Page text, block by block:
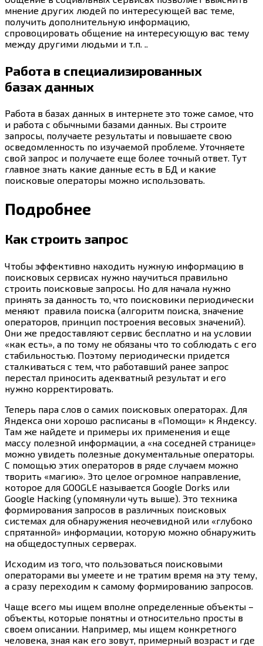
мнение других людей по интересующей вас теме,
получить дополнительную информацию,
спровоцировать общение на интересующую вас тему
между другими людьми и т.п. ..
Работа в специализированных
базах данных
Работа в базах данных в интернете это тоже самое, что
и работа с обычными базами данных. Вы строите
запросы, получаете результаты и повышаете свою
осведомленность по изучаемой проблеме. Уточняете
свой запрос и получаете еще более точный ответ. Тут
главное знать какие данные есть в БД и какие
поисковые операторы можно использовать.
Подробнее
Как строить запрос
Чтобы эффективно находить нужную информацию в
поисковых сервисах нужно научиться правильно
строить поисковые запросы. Но для начала нужно
принять за данность то, что поисковики периодически
меняют правила поиска (алгоритм поиска, значение
операторов, принцип построения весовых значений).
Они же предоставляют сервис бесплатно и на условии
«как есть», а по тому не обязаны что то соблюдать с его
стабильностью. Поэтому периодически придется
сталкиваться с тем, что работавший ранее запрос
перестал приносить адекватный результат и его
нужно корректировать.
Теперь пара слов о самих поисковых операторах. Для
Яндекса они хорошо расписаны в «Помощи» к Яндексу.
Там же найдете и примеры их применения и еще
массу полезной информации, а «на соседней странице»
можно увидеть полезные документальные операторы.
С помощью этих операторов в ряде случаем можно
творить «магию». Это целое огромное направление,
которое для GOOGLE называется Google Dorks или
Google Hacking (упомянули чуть выше). Это техника
формирования запросов в различных поисковых
системах для обнаружения неочевидной или «глубоко
спрятанной» информации, которую можно обнаружить
на общедоступных серверах.
Исходим из того, что пользоваться поисковыми
операторами вы умеете и не тратим время на эту тему,
а сразу переходим к самому формированию запросов.
Чаще всего мы ищем вполне определенные объекты –
объекты, которые понятны и относительно просты в
своем описании. Например, мы ищем конкретного
человека, зная как его зовут, примерный возраст и где